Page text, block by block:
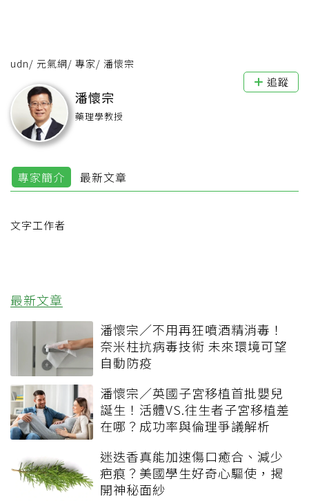
udn/ 元氣網/ 專家/ 潘懷宗
追蹤
潘懷宗
藥理學教授
專家簡介 最新文章
文字工作者
最新文章
潘懷宗／不用再狂噴酒精消毒！
奈米柱抗病毒技術 未來環境可望
自動防疫
潘懷宗／英國子宮移植首批嬰兒
誕生！活體VS.往生者子宮移植差
在哪？成功率與倫理爭議解析
迷迭香真能加速傷口癒合、減少
疤痕？美國學生好奇心驅使，揭
開神秘面紗